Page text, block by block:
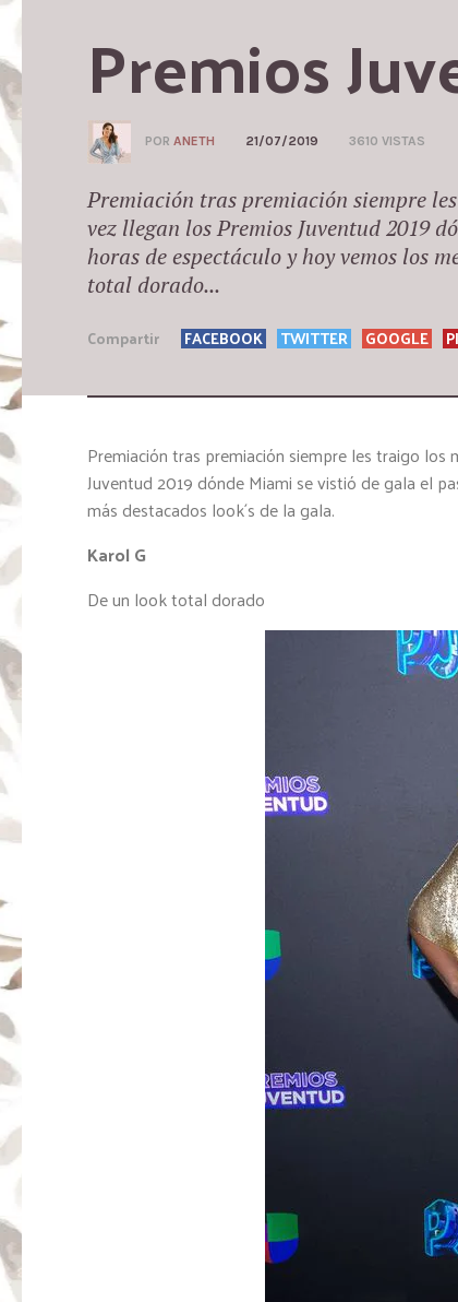
Premios
POR ANETH 21/07/2019 3610 VISTAS
Premiación tras premiación siempre
vez llegan los Premios Juventud 2019
horas de espectáculo y hoy vemos los
total dorado...
Compartir FACEBOOK TWITTER GOOGLE
Premiación tras premiación siempre les traigo
Juventud 2019 dónde Miami se vistió de gala el
más destacados look´s de la gala.
Karol G
De un look total dorado